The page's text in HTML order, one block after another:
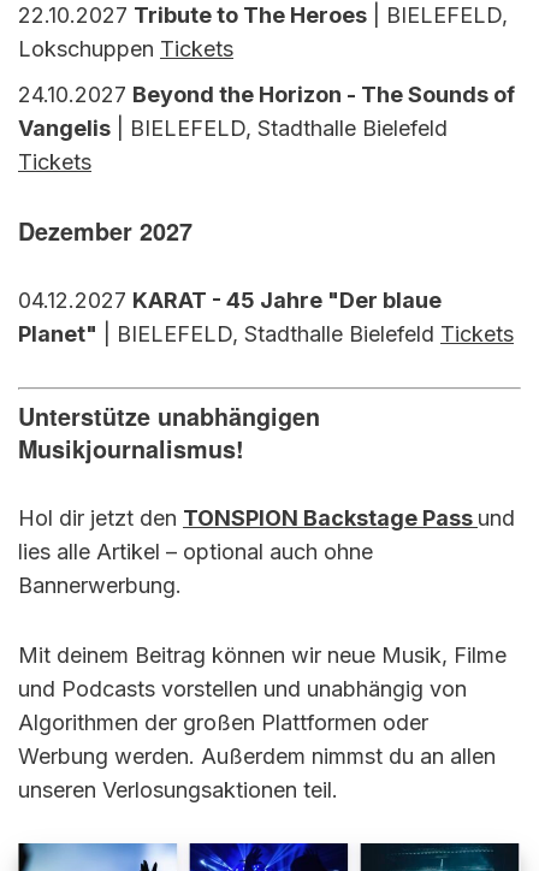
22.10.2027 Tribute to The Heroes | BIELEFELD,
Lokschuppen Tickets
24.10.2027 Beyond the Horizon - The Sounds of
Vangelis | BIELEFELD, Stadthalle Bielefeld
Tickets
Dezember 2027
04.12.2027 KARAT - 45 Jahre "Der blaue
Planet" | BIELEFELD, Stadthalle Bielefeld Tickets
Unterstütze unabhängigen
Musikjournalismus!
Hol dir jetzt den TONSPION Backstage Pass und
lies alle Artikel – optional auch ohne
Bannerwerbung.
Mit deinem Beitrag können wir neue Musik, Filme
und Podcasts vorstellen und unabhängig von
Algorithmen der großen Plattformen oder
Werbung werden. Außerdem nimmst du an allen
unseren Verlosungsaktionen teil.